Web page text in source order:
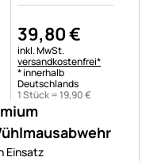
Einsatz
39,80€
Steuerhinweis:
inkl. MwSt.
versandkostenfrei*
* innerhalb
Deutschlands
1 Stück =19,90€